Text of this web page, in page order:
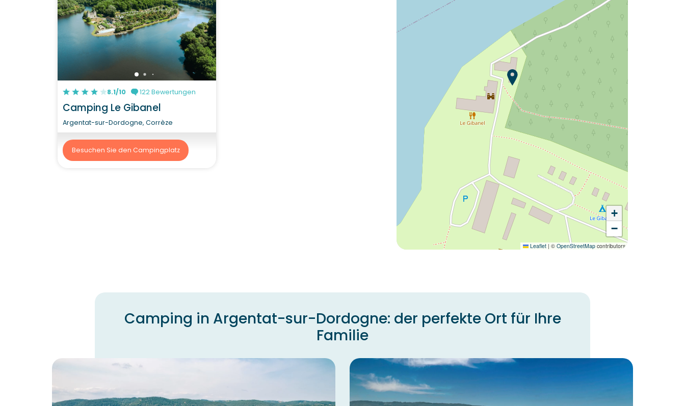
8.1/10 122 Bewertungen
Camping Le Gibanel
Argentat-sur-Dordogne, Corrèze
Besuchen Sie den Campingplatz
+
−
Leaflet | © OpenStreetMapcontributors
Camping in Argentat-sur-Dordogne: der perfekte Ort für Ihre
Familie